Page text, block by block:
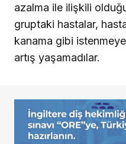
azalma ile ilişkili
gruptaki hastalar,
kanama gibi
artış yaşamadılar.